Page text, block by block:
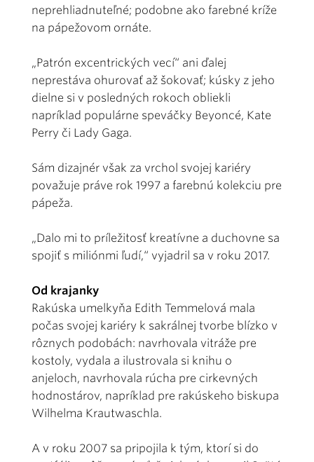
neprehliadnuteľné; podobne ako farebné kríže
na pápežovom ornáte.
„Patrón excentrických vecí“ ani ďalej
neprestáva ohurovať až šokovať; kúsky z jeho
dielne si v posledných rokoch obliekli
napríklad populárne speváčky Beyoncé, Kate
Perry či Lady Gaga.
Sám dizajnér však za vrchol svojej kariéry
považuje práve rok 1997 a farebnú kolekciu pre
pápeža.
„Dalo mi to príležitosť kreatívne a duchovne sa
spojiť s miliónmi ľudí,“ vyjadril sa v roku 2017.
Od krajanky
Rakúska umelkyňa Edith Temmelová mala
počas svojej kariéry k sakrálnej tvorbe blízko v
rôznych podobách: navrhovala vitráže pre
kostoly, vydala a ilustrovala si knihu o
anjeloch, navrhovala rúcha pre cirkevných
hodnostárov, napríklad pre rakúskeho biskupa
Wilhelma Krautwaschla.
A v roku 2007 sa pripojila k tým, ktorí si do